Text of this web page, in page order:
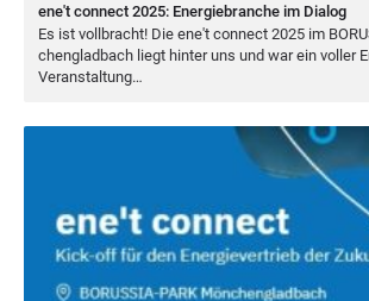
ene't connect 2025: Energiebranche im Dialog
Es ist voll­bracht! Die ene't con­nect 2025 im
chen­glad­bach liegt hin­ter uns und war ein vol­ler
Veranstaltung…